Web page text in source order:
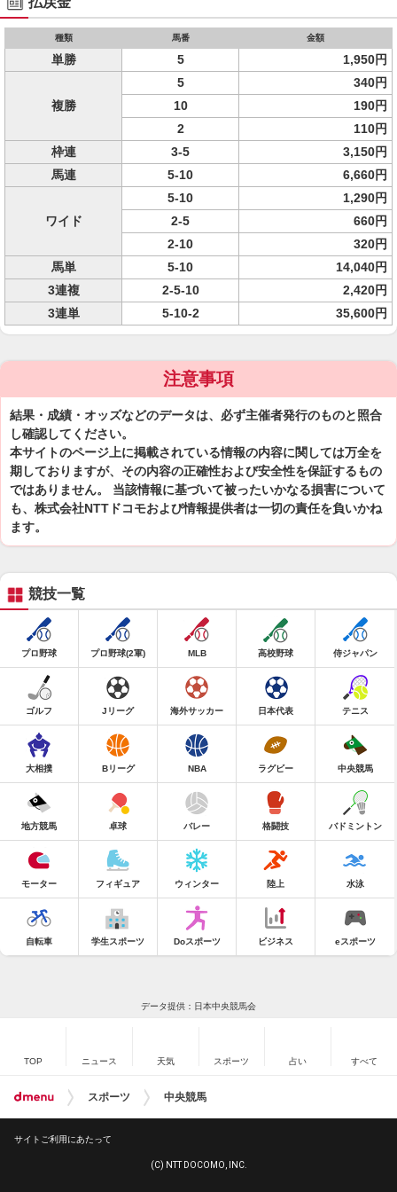
種類 馬番 金額
単勝 5 1,950円
複勝
5
340円
10
190円
2
110円
枠連
3-5
3,150円
馬連
5-10 6,660円
ワイド
5-10
1,290円
2-5
660円
2-10
320円
馬単
5-10
14,040円
3連複
2-5-10
2,420円
3連単
5-10-2 35,600円
注意事項
結果・成績・オッズなどのデータは、必ず主催者発行のものと照合
し確認してください。
本サイトのページ上に掲載されている情報の内容に関しては万全を
期しておりますが、その内容の正確性および安全性を保証するもの
ではありません。 当該情報に基づいて被ったいかなる損害について
も、株式会社NTTドコモおよび情報提供者は一切の責任を負いかね
ます。
競技一覧
プロ野球 プロ野球(2軍) MLB 高校野球 侍ジャパン
ゴルフ Jリーグ 海外サッカー 日本代表 テニス
大相撲 Bリーグ NBA ラグビー 中央競馬
地方競馬 卓球 バレー 格闘技 バドミントン
モーター フィギュア ウィンター 陸上 水泳
自転車 学生スポーツ Doスポーツ ビジネス eスポーツ
データ提供：日本中央競馬会
TOP ニュース 天気 スポーツ 占い すべて
スポーツ 中央競馬
サイトご利用にあたって
(C) NTT DOCOMO, INC.